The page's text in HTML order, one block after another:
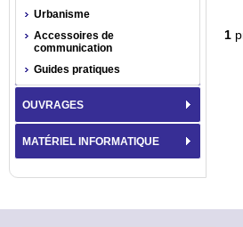
1
Urbanisme
Accessoires de
communication
Guides pratiques
OUVRAGES
MATÉRIEL INFORMATIQUE